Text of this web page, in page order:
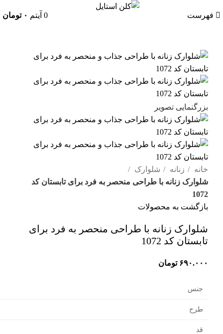
فهرست 0 آیتم ۰ تومان
بزرگنمایی تصویر
خانه زنانه
شلوارک
شلوارک زنانه با طراحی منحصر به فرد برای تابستان کد
1072
بازگشت به محصولات
شلوارک زنانه با طراحی منحصر به فرد برای
تابستان کد 1072
۶۹۰.۰۰۰ تومان
جنس
طرح
قد